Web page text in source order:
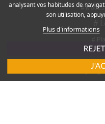
#
analysant vos habitudes de
son utilisation,
Plus d'informations